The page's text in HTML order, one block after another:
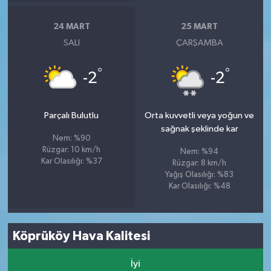
24 MART
SALI
-2°
Parçalı Bulutlu
Nem: %90
Rüzgar: 10 km/h
Kar Olasılığı: %37
25 MART
ÇARŞAMBA
-2°
Orta kuvvetli veya yoğun ve
sağnak şeklinde kar
Nem: %94
Rüzgar: 8 km/h
Yağış Olasılığı: %83
Kar Olasılığı: %48
Köprüköy Hava Kalitesi
İyi